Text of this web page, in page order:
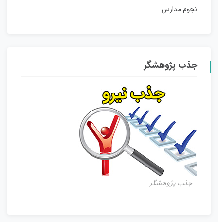
نجوم مدارس
جذب پژوهشگر
جذب پژوهشگر